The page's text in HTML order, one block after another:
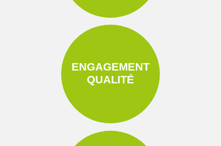
ENGAGEMENT
QUALITÉ